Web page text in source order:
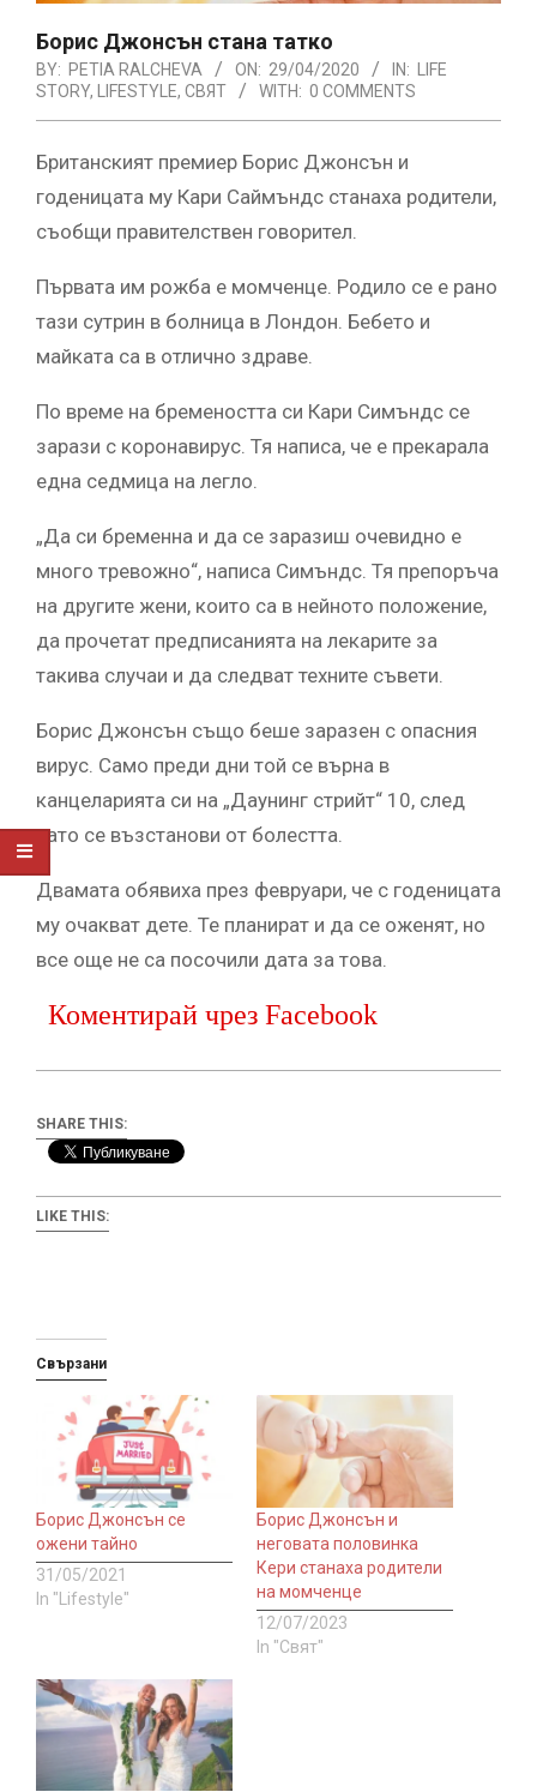
Борис Джонсън стана татко
BY: PETIA RALCHEVA ON: 29/04/2020 IN:
LIFE
STORY, LIFESTYLE, СВЯТ WITH: 0 COMMENTS
Британският премиер Борис Джонсън и
годеницата му Кари Саймъндс станаха родители,
съобщи правителствен говорител.
Първата им рожба е момченце. Родило се е рано
тази сутрин в болница в Лондон. Бебето и
майката са в отлично здраве.
По време на бремеността си Кари Симъндс се
зарази с коронавирус. Тя написа, че е прекарала
една седмица на легло.
„Да си бременна и да се заразиш очевидно е
много тревожно“, написа Симъндс. Тя препоръча
на другите жени, които са в нейното положение,
да прочетат предписанията на лекарите за
такива случаи и да следват техните съвети.
Борис Джонсън също беше заразен с опасния
вирус. Само преди дни той се върна в
канцеларията си на „Даунинг стрийт“ 10, след
като се възстанови от болестта.
Двамата обявиха през февруари, че с годеницата
му очакват дете. Те планират и да се оженят, но
все още не са посочили дата за това.
Коментирай чрез Facebook
SHARE THIS:
LIKE THIS:
Свързани
Борис Джонсън се
ожени тайно
31/05/2021
In "Lifestyle"
Борис Джонсън и
неговата половинка
Кери станаха родители
на момченце
12/07/2023
In "Свят"